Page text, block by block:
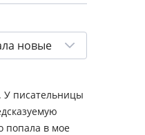
новые
У писательницы
попала в мое